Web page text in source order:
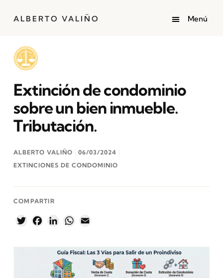
ALBERTO VALIÑO
Extinción de condominio
sobre un bien inmueble.
Tributación.
ALBERTO VALIÑO
06/03/2024
EXTINCIONES DE CONDOMINIO
COMPARTIR
TwitterFacebookLinkedInWhatsApp